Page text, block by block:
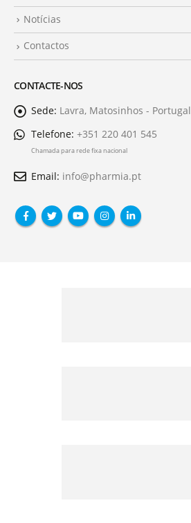
Notícias
Contactos
CONTACTE-NOS
Sede: Lavra, Matosinhos - Portugal
Telefone: +351 220 401 545
Chamada para rede fixa nacional
Email: info@pharmia.pt